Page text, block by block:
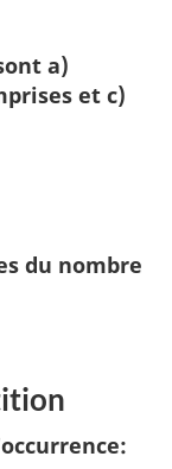
a)
et c)
du nombre